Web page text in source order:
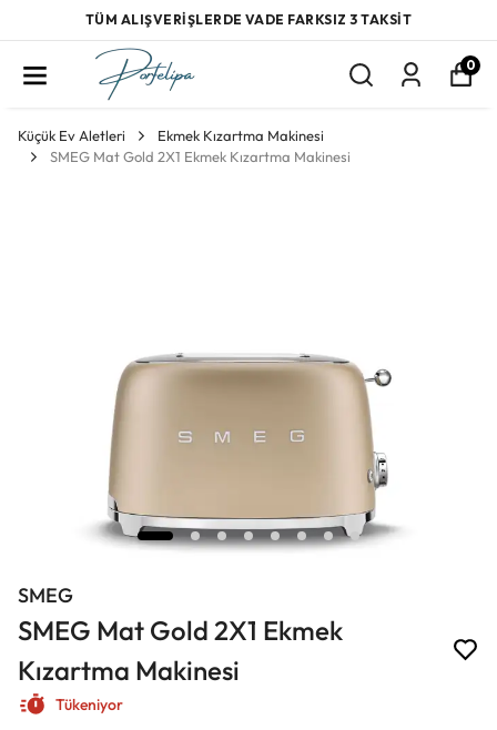
TÜM ALIŞVERİŞLERDE VADE FARKSIZ 3 TAKSİT
0
Küçük Ev Aletleri
Ekmek Kızartma Makinesi
SMEG Mat Gold 2X1 Ekmek Kızartma Makinesi
SMEG
SMEG Mat Gold 2X1 Ekmek
Kızartma Makinesi
Tükeniyor